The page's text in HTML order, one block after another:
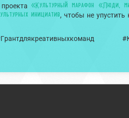
«Культурный марафон «Люди,
инициатив, чтобы не упустить